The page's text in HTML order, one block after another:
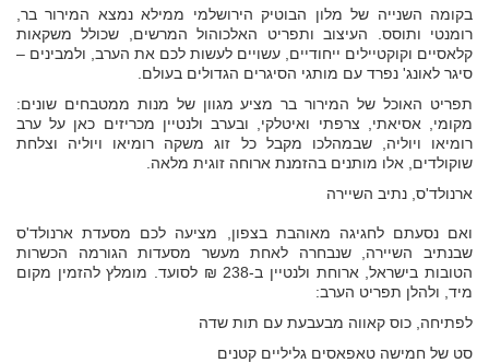
בקומה השנייה של מלון הבוטיק הירושלמי ממילא נמצא המירור בר,
רומנטי ותוסס. העיצוב ותפריט האלכוהול המרשים, שכולל משקאות
קלאסיים וקוקטיילים ייחודיים, עשויים לעשות לכם את הערב, ולמבינים –
סיגר לאונג' נפרד עם מותגי הסיגרים הגדולים בעולם.
תפריט האוכל של המירור בר מציע מגוון של מנות ממטבחים שונים:
מקומי, אסיאתי, צרפתי ואיטלקי, ובערב ולנטיין מכריזים כאן על ערב
רומיאו ויוליה, שבמהלכו מקבל כל זוג משקה רומיאו ויוליה וצלחת
שוקולדים, אלו מותנים בהזמנת ארוחה זוגית מלאה.
ארנולד'ס, נתיב השיירה
ואם נסעתם לחגיגה מאוהבת בצפון, מציעה לכם מסעדת ארנולד'ס
שבנתיב השיירה, שנבחרה לאחת מעשר מסעדות הגורמה הכשרות
הטובות בישראל, ארוחת ולנטיין ב-238 ₪ לסועד. מומלץ להזמין מקום
מיד, ולהלן תפריט הערב:
לפתיחה, כוס קאווה מבעבעת עם תות שדה
סט של חמישה טאפאסים גליליים קטנים